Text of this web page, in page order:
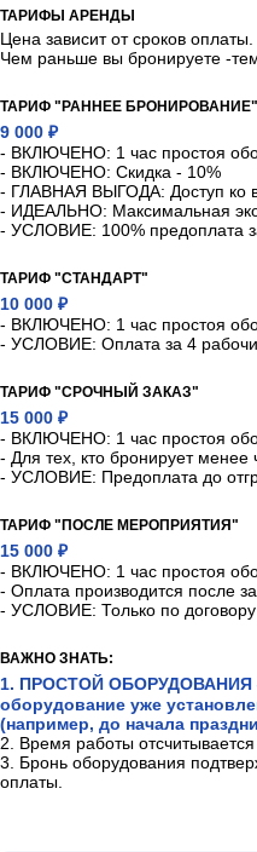
ТАРИФЫ АРЕНДЫ
Цена зависит от сроков оплаты.
Чем раньше вы бронируете -
ТАРИФ "РАННЕЕ БРОНИРОВАНИЕ"
9 000 ₽
- ВКЛЮЧЕНО: 1 час простоя
- ВКЛЮЧЕНО: Скидка - 10%
- ГЛАВНАЯ ВЫГОДА: Доступ ко
- ИДЕАЛЬНО: Максимальная
- УСЛОВИЕ: 100% предоплата
ТАРИФ "СТАНДАРТ"
10 000 ₽
- ВКЛЮЧЕНО: 1 час простоя
- УСЛОВИЕ: Оплата за 4
ТАРИФ "СРОЧНЫЙ ЗАКАЗ"
15 000 ₽
- ВКЛЮЧЕНО: 1 час простоя
- Для тех, кто бронирует
- УСЛОВИЕ: Предоплата до
ТАРИФ "ПОСЛЕ МЕРОПРИЯТИЯ"
15 000 ₽
- ВКЛЮЧЕНО: 1 час простоя
- Оплата производится после
- УСЛОВИЕ: Только по договору
ВАЖНО ЗНАТЬ:
1. ПРОСТОЙ ОБОРУДОВАНИЯ
оборудование уже
(например, до начала
2. Время работы
3. Бронь оборудования
оплаты.